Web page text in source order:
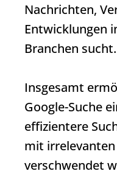
Nachrichten,
Entwicklungen
Branchen sucht.
Insgesamt
Google-Suche
effizientere
mit irrelevanten
verschwendet